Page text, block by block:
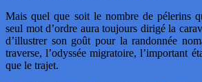
Mais quel que soit le nombre de pélerins
seul mot d’ordre aura toujours dirigé la
d’illustrer son goût pour la randonnée
traverse, l’odyssée migratoire, l’important
que le trajet.